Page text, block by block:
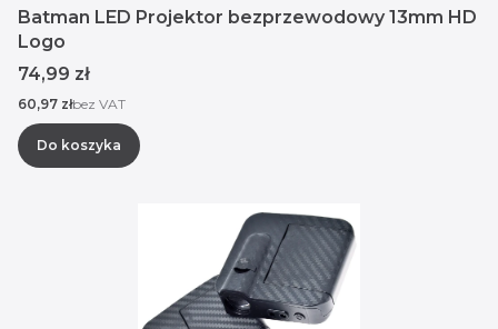
Batman LED Projektor bezprzewodowy 13mm HD
Logo
Cena
74,99 zł
Cena
60,97 złbez VAT
Do koszyka